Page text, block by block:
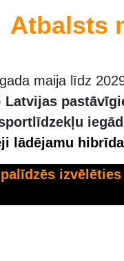
Atbalsts
maija līdz
Latvijas
lādējamu